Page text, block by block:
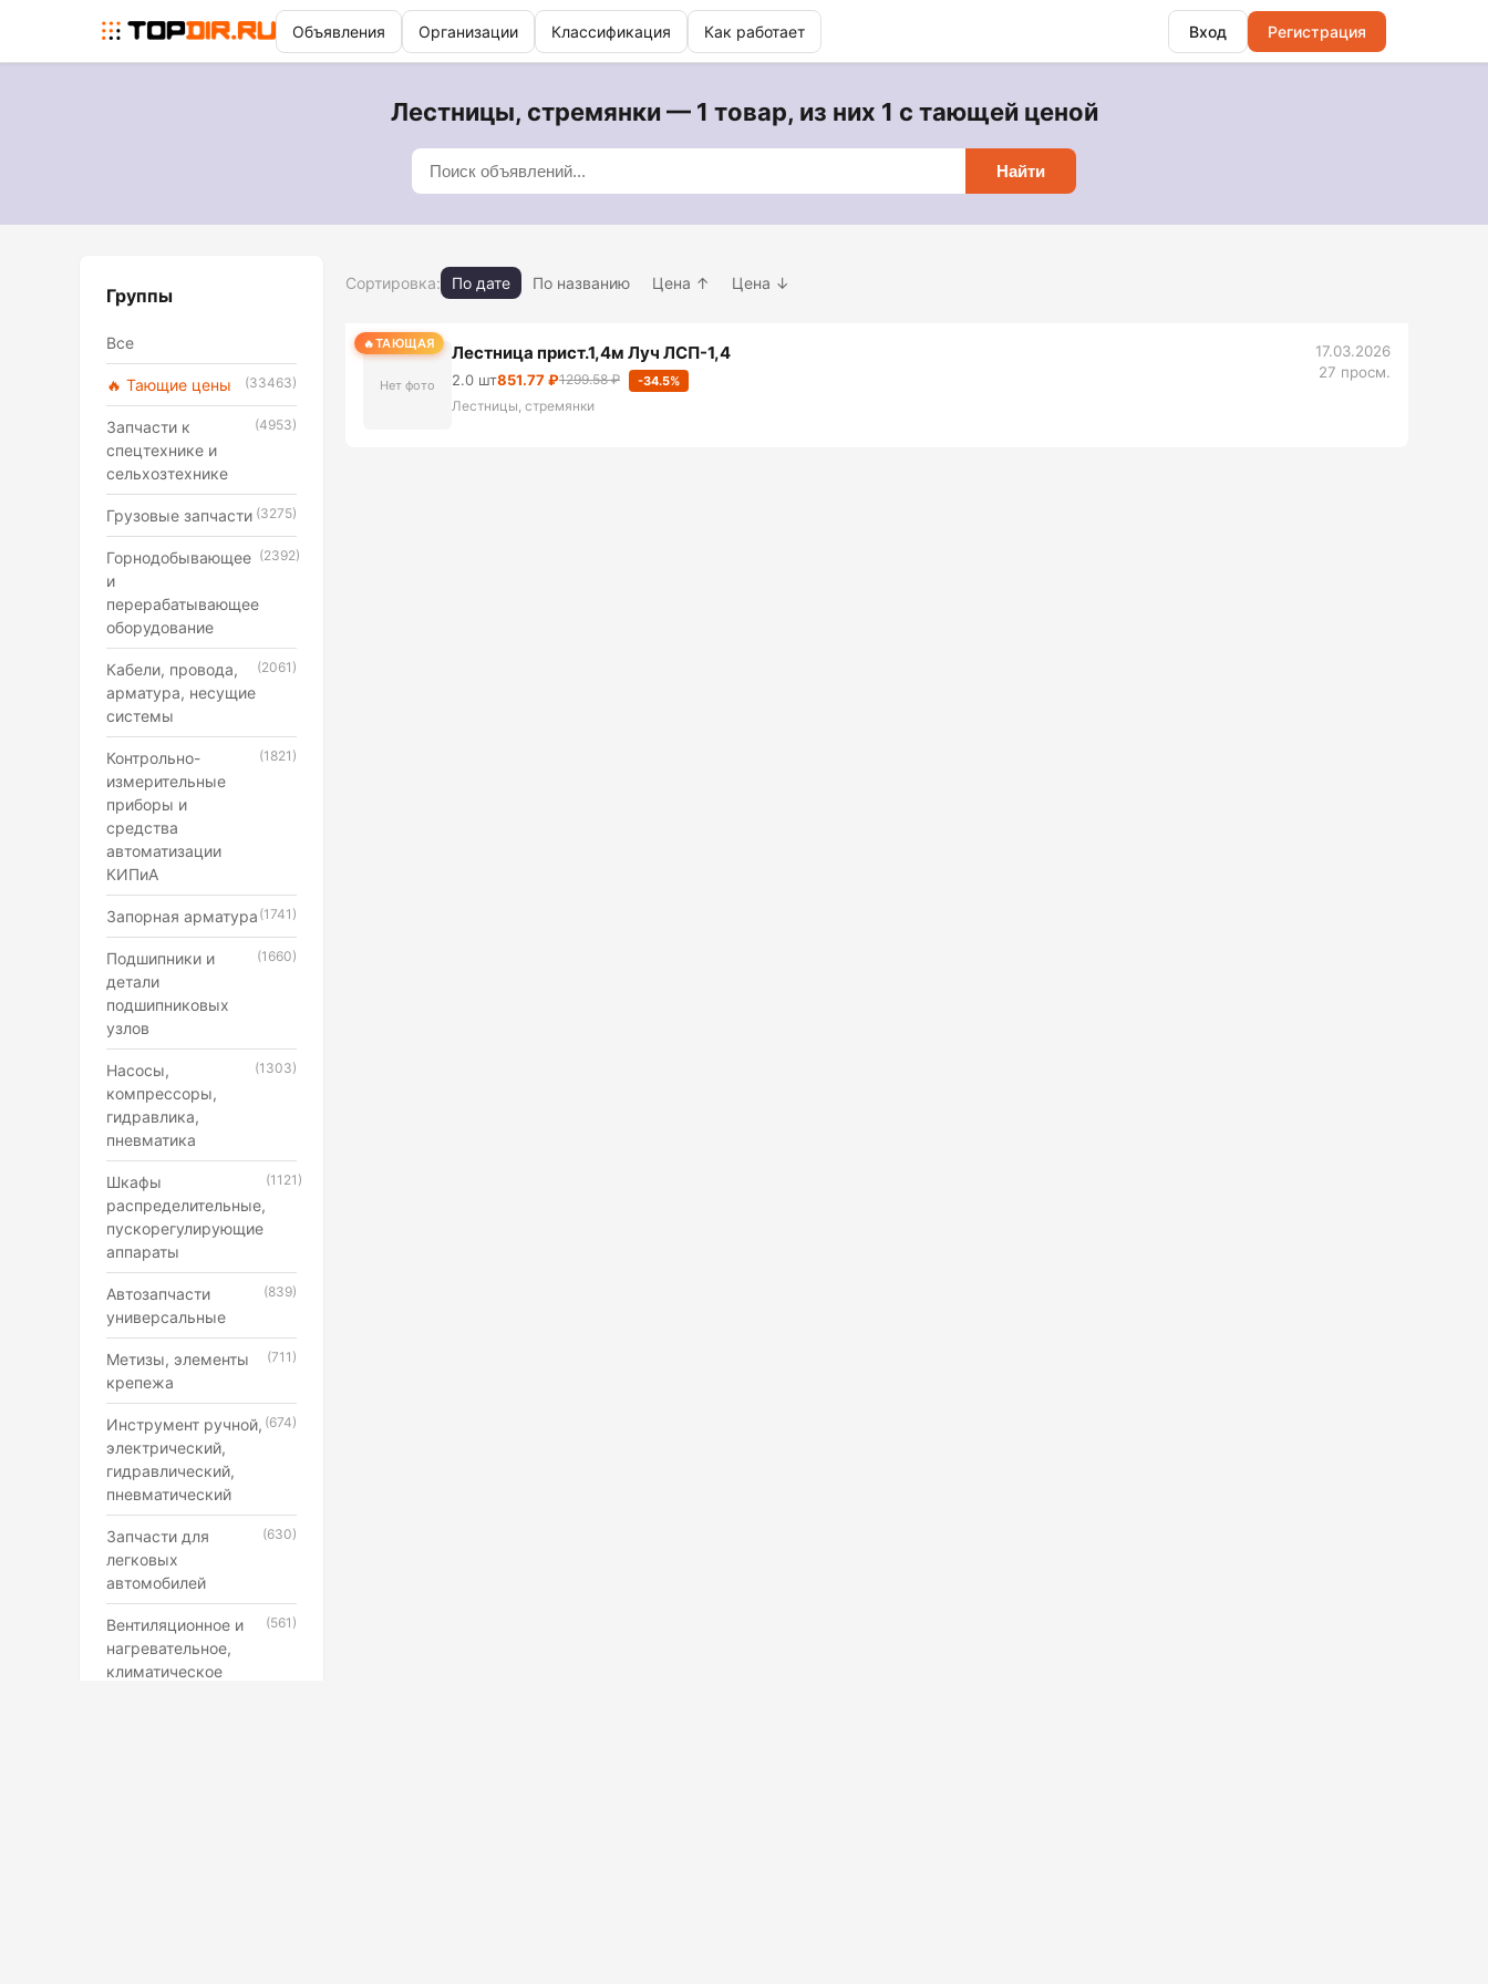
Объявления Организации Классификация Как работает Вход Регистрация
Лестницы, стремянки — 1 товар, из них 1 с тающей ценой
Найти
Группы
Все
🔥 Тающие цены (33463)
Запчасти к
спецтехнике и
сельхозтехнике
(4953)
Грузовые запчасти (3275)
Горнодобывающее
и
перерабатывающее
оборудование
(2392)
Кабели, провода,
арматура, несущие
системы
(2061)
Контрольно-
измерительные
приборы и
средства
автоматизации
КИПиА
(1821)
Запорная арматура (1741)
Подшипники и
детали
подшипниковых
узлов
(1660)
Насосы,
компрессоры,
гидравлика,
пневматика
(1303)
Шкафы
распределительные,
пускорегулирующие
аппараты
(1121)
Автозапчасти
универсальные
(839)
Метизы, элементы
крепежа
(711)
Инструмент ручной,
электрический,
гидравлический,
пневматический
(674)
Запчасти для
легковых
автомобилей
(630)
Вентиляционное и
нагревательное,
климатическое
(561)
Сортировка: По дате По названию Цена ↑ Цена ↓
ТАЮЩАЯ
Нет фото
Лестница прист.1,4м Луч ЛСП-1,4
2.0 шт851.77 ₽1299.58 ₽ -34.5%
Лестницы, стремянки
17.03.2026
27 просм.